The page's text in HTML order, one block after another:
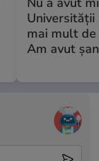
Universității
mai mult
Am avut